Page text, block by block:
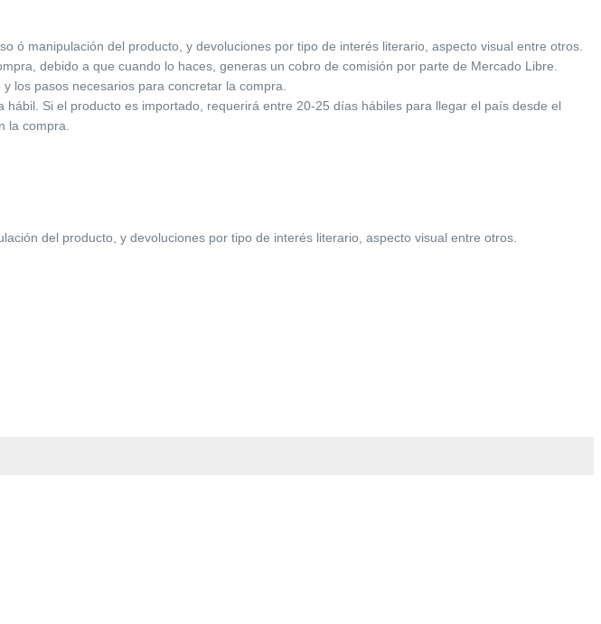
manipulación del producto, y devoluciones por tipo de interés literario, aspecto visual entre otros.
debido a que cuando lo haces, generas un cobro de comisión por parte de Mercado Libre.
los pasos necesarios para concretar la compra.
Si el producto es importado, requerirá entre 20-25 días hábiles para llegar el país desde el
la compra.
del producto, y devoluciones por tipo de interés literario, aspecto visual entre otros.